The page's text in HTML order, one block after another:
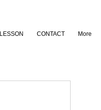
CONTACT More